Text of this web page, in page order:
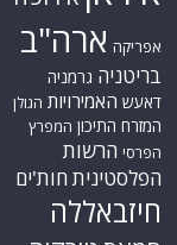
אפריקה ארה"ב
בריטניה גרמניה
דאעש האמירויות הגולן
המזרח התיכון המפרץ
הפרסי הרשות
הפלסטיניתחות'ים
חיזבאללה